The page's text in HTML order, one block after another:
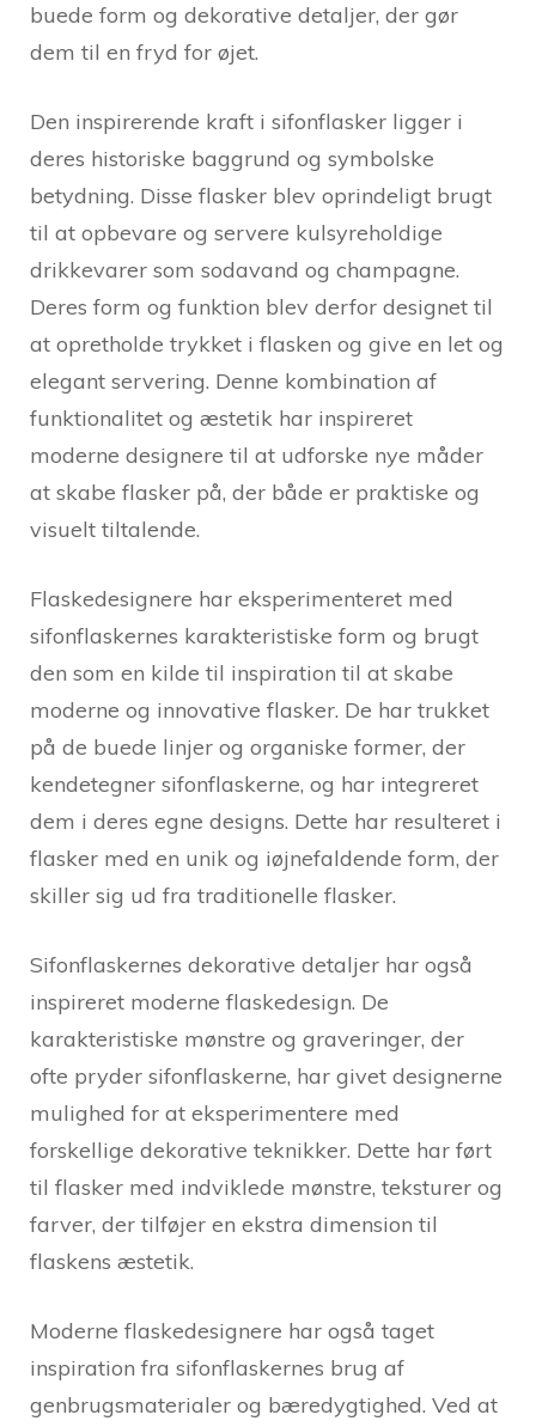
buede form og dekorative detaljer, der gør
dem til en fryd for øjet.
Den inspirerende kraft i sifonflasker ligger i
deres historiske baggrund og symbolske
betydning. Disse flasker blev oprindeligt brugt
til at opbevare og servere kulsyreholdige
drikkevarer som sodavand og champagne.
Deres form og funktion blev derfor designet til
at opretholde trykket i flasken og give en let og
elegant servering. Denne kombination af
funktionalitet og æstetik har inspireret
moderne designere til at udforske nye måder
at skabe flasker på, der både er praktiske og
visuelt tiltalende.
Flaskedesignere har eksperimenteret med
sifonflaskernes karakteristiske form og brugt
den som en kilde til inspiration til at skabe
moderne og innovative flasker. De har trukket
på de buede linjer og organiske former, der
kendetegner sifonflaskerne, og har integreret
dem i deres egne designs. Dette har resulteret i
flasker med en unik og iøjnefaldende form, der
skiller sig ud fra traditionelle flasker.
Sifonflaskernes dekorative detaljer har også
inspireret moderne flaskedesign. De
karakteristiske mønstre og graveringer, der
ofte pryder sifonflaskerne, har givet designerne
mulighed for at eksperimentere med
forskellige dekorative teknikker. Dette har ført
til flasker med indviklede mønstre, teksturer og
farver, der tilføjer en ekstra dimension til
flaskens æstetik.
Moderne flaskedesignere har også taget
inspiration fra sifonflaskernes brug af
genbrugsmaterialer og bæredygtighed. Ved at